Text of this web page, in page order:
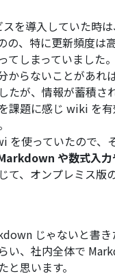
を導入していた時
の、特に更新頻度は
てしまっていました。
からないことがあれ
たが、情報が蓄積さ
課題に感じ wiki を
を使っていたので、
や数式入力
て、オンプレミス版
じゃないと書き
い、社内全体で
と思います。